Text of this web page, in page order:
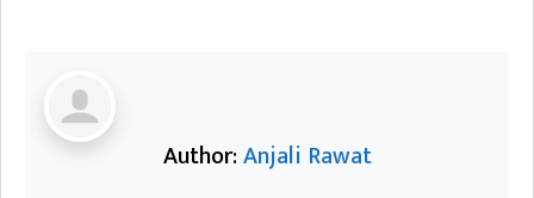
Author:Anjali Rawat